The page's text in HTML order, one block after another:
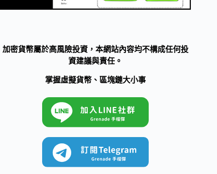
加密貨幣屬於高風險投資，本網站內容均不構成任何投
資建議與責任。
掌握虛擬貨幣、區塊鏈大小事